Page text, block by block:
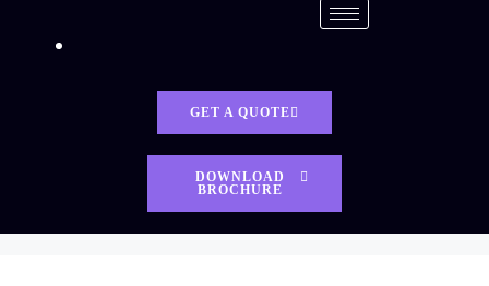
GET A QUOTE
DOWNLOAD
BROCHURE